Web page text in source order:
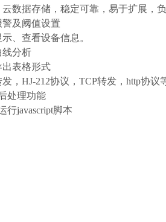
数据存储，稳定可靠，易于扩展，
及阈值设置
、查看设备信息。
线分析
表格形式
，HJ-212协议，TCP转发，http协议
处理功能
行javascript脚本